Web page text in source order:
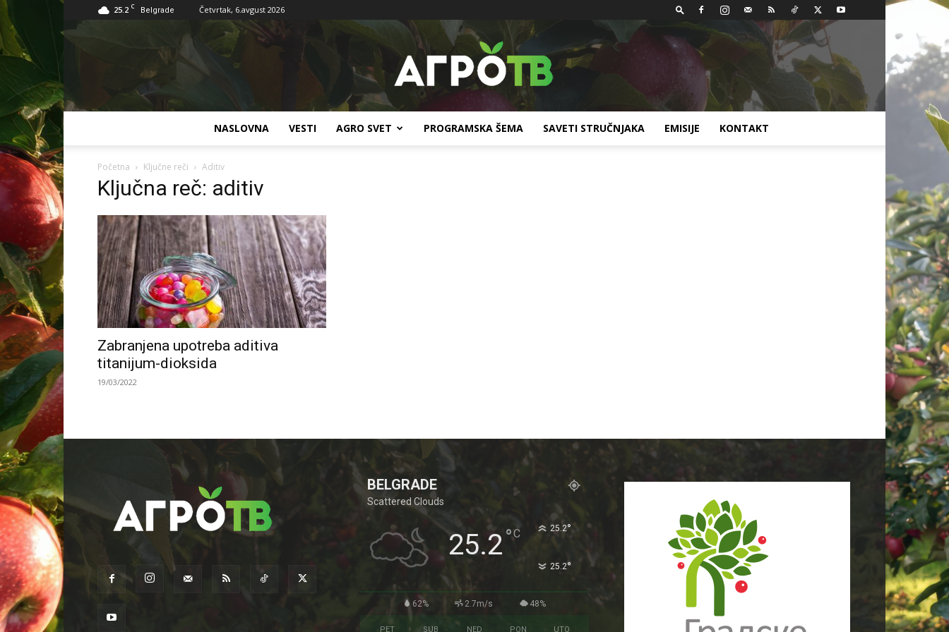
25.2 C Belgrade Četvrtak, 6.avgust 2026
NASLOVNA VESTI AGRO SVET PROGRAMSKA ŠEMA SAVETI STRUČNJAKA EMISIJE KONTAKT
Početna Ključne reči Aditiv
Ključna reč: aditiv
Zabranjena upotreba aditiva
titanijum-dioksida
19/03/2022
BELGRADE
Scattered Clouds
25.2°C 25.2°
25.2°
62% 2.7m/s 48%
PET SUB NED PON UTO